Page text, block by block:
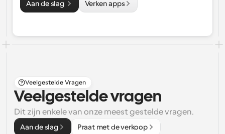
Aan de slag Verken apps
Veelgestelde Vragen
Veelgestelde vragen
Dit zijn enkele van onze meest gestelde vragen.
Aan de slag Praat met de verkoop